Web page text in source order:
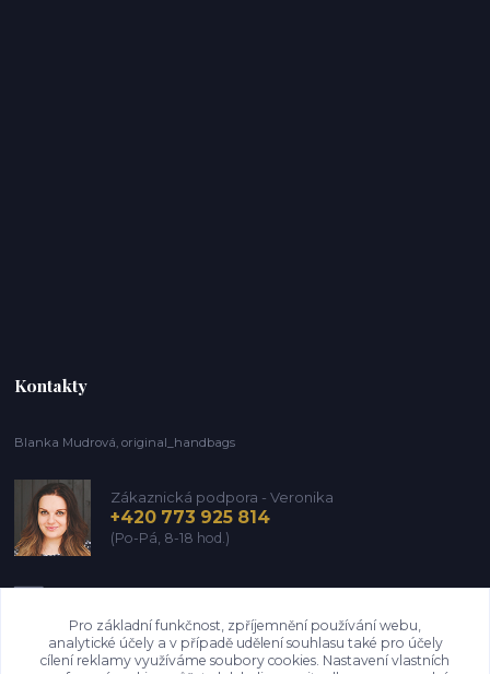
Kontakty
Blanka Mudrová, original_handbags
Zákaznická podpora - Veronika
+420 773 925 814
(Po-Pá, 8-18 hod.)
Pro základní funkčnost, zpříjemnění používání webu,
analytické účely a v případě udělení souhlasu také pro účely
cílení reklamy využíváme soubory cookies. Nastavení vlastních